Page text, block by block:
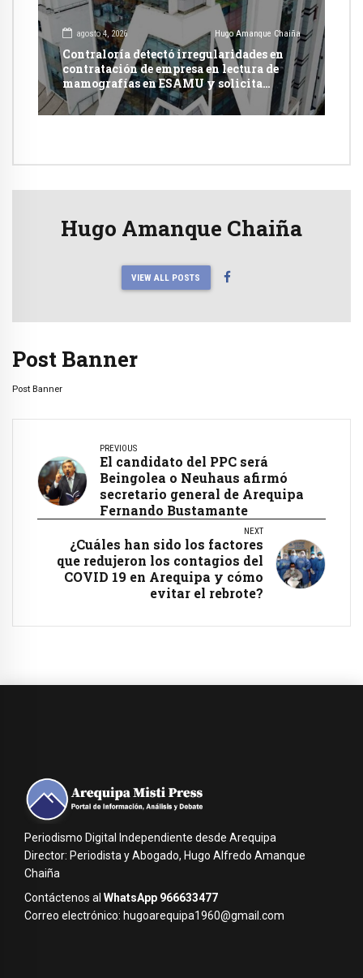
agosto 4, 2026 Hugo Amanque Chaiña
Contraloría detectó irregularidades en
contratación de empresa en lectura de
mamografías en ESAMU y solicita
acciones penales contra funcionarios
Hugo Amanque Chaiña
VIEW ALL POSTS
Post Banner
Post Banner
PREVIOUS
El candidato del PPC será
Beingolea o Neuhaus afirmó
secretario general de Arequipa
Fernando Bustamante
NEXT
¿Cuáles han sido los factores
que redujeron los contagios del
COVID 19 en Arequipa y cómo
evitar el rebrote?
Periodismo Digital Independiente desde Arequipa
Director: Periodista y Abogado, Hugo Alfredo Amanque
Chaiña
Contáctenos al WhatsApp 966633477
Correo electrónico: hugoarequipa1960@gmail.com